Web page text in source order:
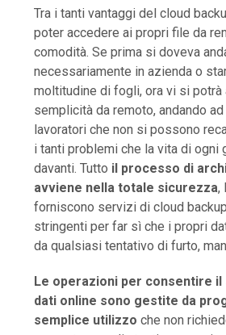
Tra i tanti vantaggi del cloud
poter accedere ai propri file da
comodità. Se prima si doveva
necessariamente in azienda o
moltitudine di fogli, ora vi si potrà
semplicità da remoto, andando
lavoratori che non si possono
i tanti problemi che la vita di ogni
davanti. Tutto il processo di
avviene nella totale sicurezza,
forniscono servizi di cloud
stringenti per far sì che i propri
da qualsiasi tentativo di furto,
Le operazioni per consentire
dati online sono gestite da
semplice utilizzo che non